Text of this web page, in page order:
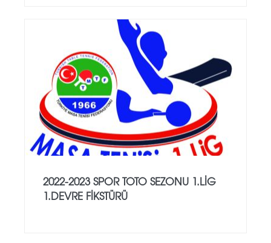
2022-2023 SPOR TOTO SEZONU 1.LİG
1.DEVRE FİKSTÜRÜ